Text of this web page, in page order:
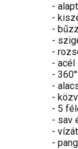
-
-
-
-
-
-
-
-
-
- 5
- sav
-
-